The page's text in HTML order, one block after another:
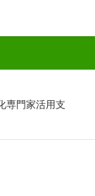
専門家活用支